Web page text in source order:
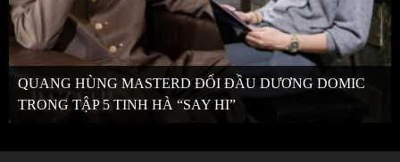
QUANG HÙNG MASTERD ĐỐI ĐẦU DƯƠNG DOMIC
TRONG TẬP 5 TINH HÀ “SAY HI”